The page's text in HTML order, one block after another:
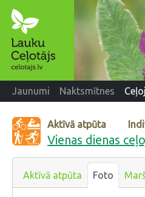
Jaunumi Naktsmītnes
Aktīvā atpūta
Vienas dienas
Aktīvā atpūta Foto